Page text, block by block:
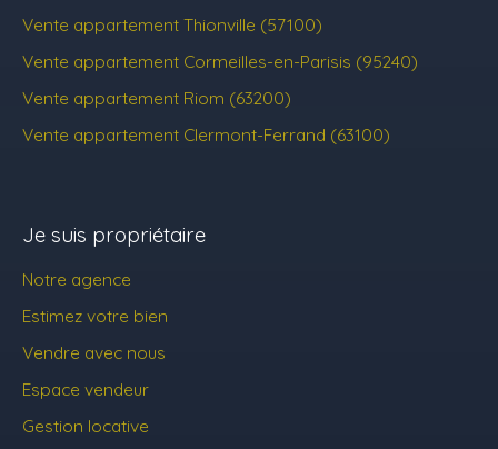
Vente appartement Thionville (57100)
Vente appartement Cormeilles-en-Parisis (95240)
Vente appartement Riom (63200)
Vente appartement Clermont-Ferrand (63100)
Je suis propriétaire
Notre agence
Estimez votre bien
Vendre avec nous
Espace vendeur
Gestion locative